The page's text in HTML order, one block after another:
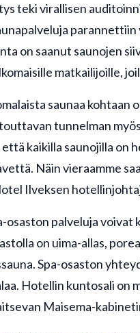
teki virallisen
on saanut saunojen
matkailijoille,
saunaa kohtaan
tunnelman
kaikilla saunojilla on
Näin vieraamme
Ilveksen
osaston palveluja
on uima-allas,
Spa-osaston
Hotellin kuntosali on
Maisema-